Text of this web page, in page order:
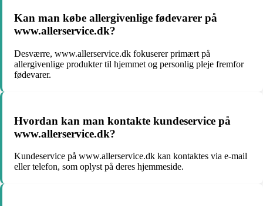
Kan man købe allergivenlige fødevarer på
www.allerservice.dk?
Desværre, www.allerservice.dk fokuserer primært på
allergivenlige produkter til hjemmet og personlig pleje fremfor
fødevarer.
Hvordan kan man kontakte kundeservice på
www.allerservice.dk?
Kundeservice på www.allerservice.dk kan kontaktes via e-mail
eller telefon, som oplyst på deres hjemmeside.